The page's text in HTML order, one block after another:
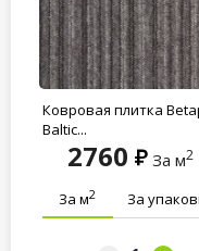
Ковровая плитка
Baltic...
2760 За м2
За м2 За